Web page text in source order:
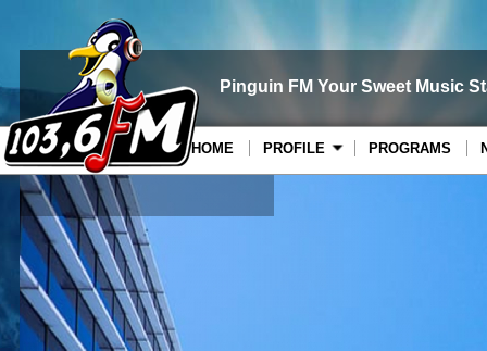
Pinguin FM Your Sweet Music
PROGRAMS
PROFILE
HOME